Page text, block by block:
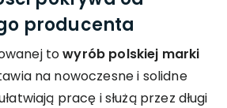
producenta
towyrób polskiej marki
na nowoczesne i solidne
pracę i służą przez długi